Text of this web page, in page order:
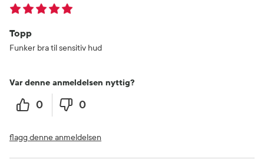
Topp
Funker bra til sensitiv hud
Var denne anmeldelsen nyttig?
0 0
flagg denne anmeldelsen